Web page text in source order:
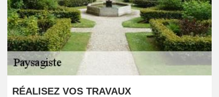
RÉALISEZ VOS TRAVAUX